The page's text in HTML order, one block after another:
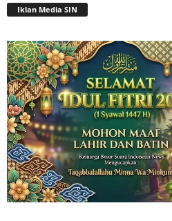
Iklan Media SIN